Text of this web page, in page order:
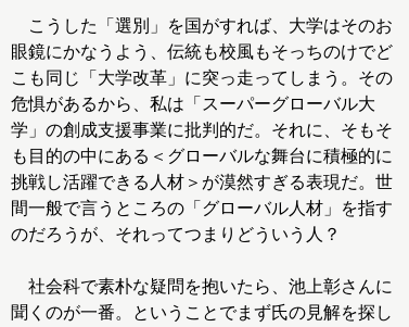
こうした「選別」を国がすれば、大学はそのお
眼鏡にかなうよう、伝統も校風もそっちのけでど
こも同じ「大学改革」に突っ走ってしまう。その
危惧があるから、私は「スーパーグローバル大
学」の創成支援事業に批判的だ。それに、そもそ
も目的の中にある＜グローバルな舞台に積極的に
挑戦し活躍できる人材＞が漠然すぎる表現だ。世
間一般で言うところの「グローバル人材」を指す
のだろうが、それってつまりどういう人？
社会科で素朴な疑問を抱いたら、池上彰さんに
聞くのが一番。ということでまず氏の見解を探し